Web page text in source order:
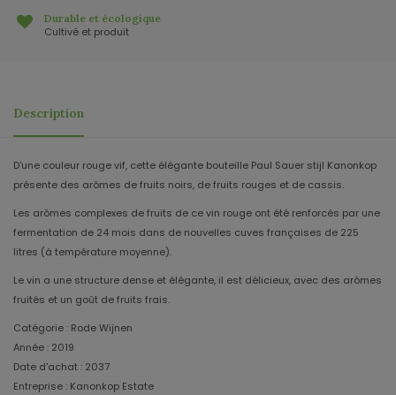
Durable et écologique
Cultivé et produit
Description
D'une couleur rouge vif, cette élégante bouteille Paul Sauer stijl Kanonkop
présente des arômes de fruits noirs, de fruits rouges et de cassis.
Les arômes complexes de fruits de ce vin rouge ont été renforcés par une
fermentation de 24 mois dans de nouvelles cuves françaises de 225
litres (à température moyenne).
Le vin a une structure dense et élégante, il est délicieux, avec des arômes
fruités et un goût de fruits frais.
Catégorie : Rode Wijnen
Année : 2019
Date d'achat : 2037
Entreprise : Kanonkop Estate